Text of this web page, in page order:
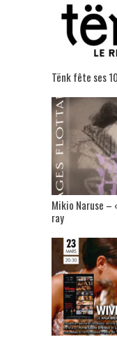
Tënk fête ses
Mikio Naruse
ray